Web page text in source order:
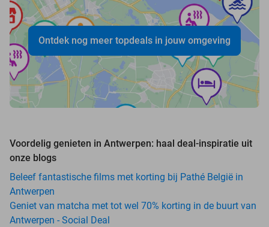
Ontdek nog meer topdeals in jouw omgeving
Voordelig genieten in Antwerpen: haal deal-inspiratie uit
onze blogs
Beleef fantastische films met korting bij Pathé België in
Antwerpen
Geniet van matcha met tot wel 70% korting in de buurt van
Antwerpen - Social Deal